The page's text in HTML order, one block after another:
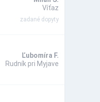
Víťaz
zadané dopyty
Ľubomíra F.
Rudník pri Myjave